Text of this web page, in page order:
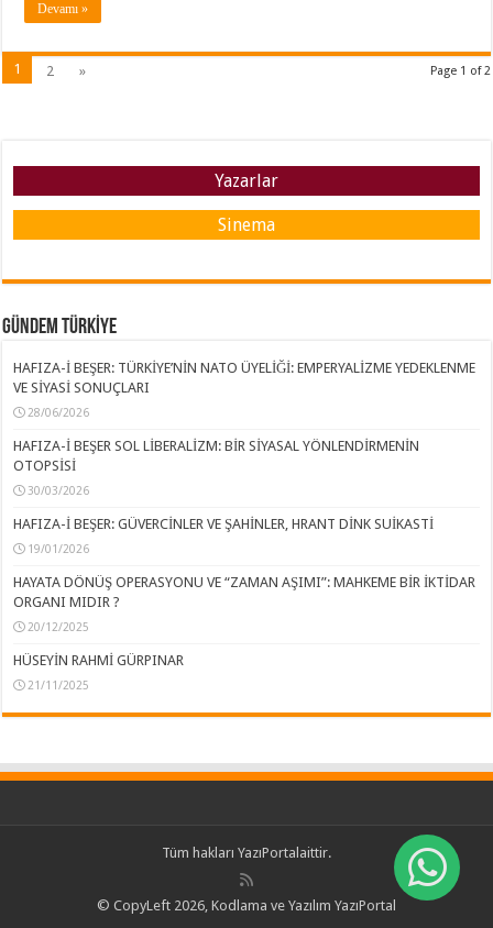
Devamı »
Page 1 of 2
1 2 »
Yazarlar
Sinema
GÜNDEM TÜRKİYE
HAFIZA-İ BEŞER: TÜRKİYE’NİN NATO ÜYELİĞİ: EMPERYALİZME YEDEKLENME
VE SİYASİ SONUÇLARI
28/06/2026
HAFIZA-İ BEŞER SOL LİBERALİZM: BİR SİYASAL YÖNLENDİRMENİN
OTOPSİSİ
30/03/2026
HAFIZA-İ BEŞER: GÜVERCİNLER VE ŞAHİNLER, HRANT DİNK SUİKASTİ
19/01/2026
HAYATA DÖNÜŞ OPERASYONU VE “ZAMAN AŞIMI”: MAHKEME BİR İKTİDAR
ORGANI MIDIR ?
20/12/2025
HÜSEYİN RAHMİ GÜRPINAR
21/11/2025
Tüm hakları YazıPortal aittir.
© CopyLeft 2026, Kodlama ve Yazılım YazıPortal